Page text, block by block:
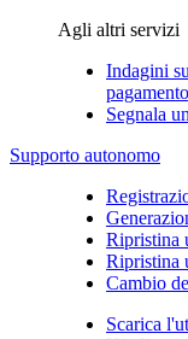
Agli altri servizi
Indagini
Segnala
Supporto autonomo
Ripristina
Ripristina
Cambio
Scarica